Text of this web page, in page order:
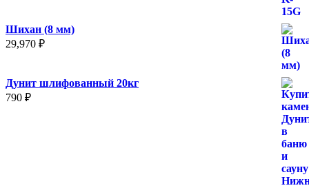
Шихан (8 мм)
29,970 ₽
Дунит шлифованный 20кг
790 ₽